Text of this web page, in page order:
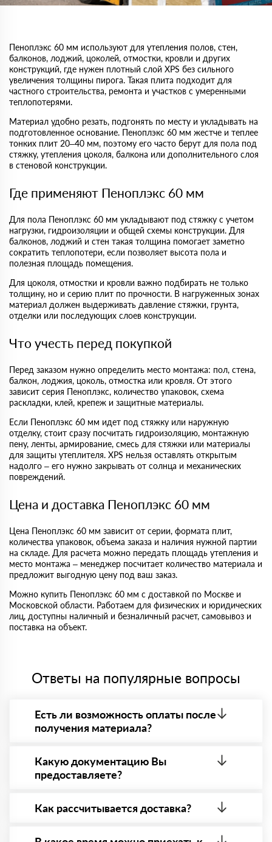
Пеноплэкс 60 мм используют для утепления полов, стен,
балконов, лоджий, цоколей, отмостки, кровли и других
конструкций, где нужен плотный слой XPS без сильного
увеличения толщины пирога. Такая плита подходит для
частного строительства, ремонта и участков с умеренными
теплопотерями.
Материал удобно резать, подгонять по месту и укладывать на
подготовленное основание. Пеноплэкс 60 мм жестче и теплее
тонких плит 20–40 мм, поэтому его часто берут для пола под
стяжку, утепления цоколя, балкона или дополнительного слоя
в стеновой конструкции.
Где применяют Пеноплэкс 60 мм
Для пола Пеноплэкс 60 мм укладывают под стяжку с учетом
нагрузки, гидроизоляции и общей схемы конструкции. Для
балконов, лоджий и стен такая толщина помогает заметно
сократить теплопотери, если позволяет высота пола и
полезная площадь помещения.
Для цоколя, отмостки и кровли важно подбирать не только
толщину, но и серию плит по прочности. В нагруженных зонах
материал должен выдерживать давление стяжки, грунта,
отделки или последующих слоев конструкции.
Что учесть перед покупкой
Перед заказом нужно определить место монтажа: пол, стена,
балкон, лоджия, цоколь, отмостка или кровля. От этого
зависит серия Пеноплэкс, количество упаковок, схема
раскладки, клей, крепеж и защитные материалы.
Если Пеноплэкс 60 мм идет под стяжку или наружную
отделку, стоит сразу посчитать гидроизоляцию, монтажную
пену, ленты, армирование, смесь для стяжки или материалы
для защиты утеплителя. XPS нельзя оставлять открытым
надолго – его нужно закрывать от солнца и механических
повреждений.
Цена и доставка Пеноплэкс 60 мм
Цена Пеноплэкс 60 мм зависит от серии, формата плит,
количества упаковок, объема заказа и наличия нужной партии
на складе. Для расчета можно передать площадь утепления и
место монтажа – менеджер посчитает количество материала и
предложит выгодную цену под ваш заказ.
Можно купить Пеноплэкс 60 мм с доставкой по Москве и
Московской области. Работаем для физических и юридических
лиц, доступны наличный и безналичный расчет, самовывоз и
поставка на объект.
Ответы на популярные вопросы
Есть ли возможность оплаты после
получения материала?
- оплата по факту получения товара. При этом,
если доставленный товар был ненадлежащего
качества, то Вы вправе от него отказаться.
Какую документацию Вы
предоставляете?
все сертификаты и паспорта качества, а также
товарно-транспортную накладную.
Как рассчитывается доставка?
персональный менеджер для уточнения деталей